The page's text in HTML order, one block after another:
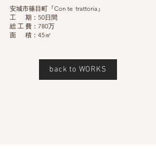
安城市篠目町『Con te trattoria』​
工 期：50日間
​総 工 費：780万
面 積：45㎡
back to WORKS